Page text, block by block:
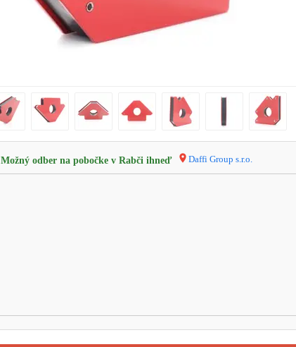
Možný odber na pobočke v Rabči ihneď Daffi Group s.r.o.